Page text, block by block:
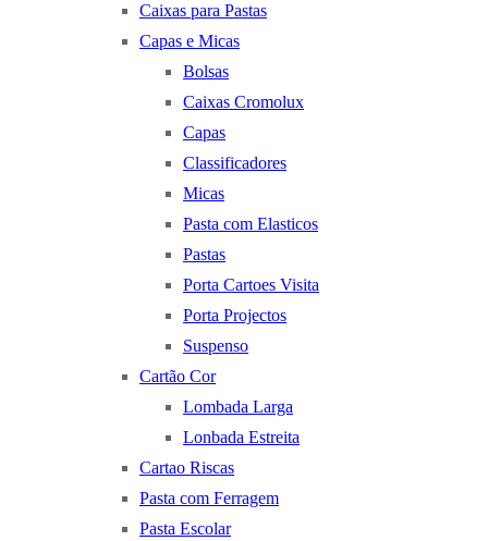
Caixas para Pastas
Capas e Micas
Bolsas
Caixas Cromolux
Capas
Classificadores
Micas
Pasta com Elasticos
Pastas
Porta Cartoes Visita
Porta Projectos
Suspenso
Cartão Cor
Lombada Larga
Lonbada Estreita
Cartao Riscas
Pasta com Ferragem
Pasta Escolar